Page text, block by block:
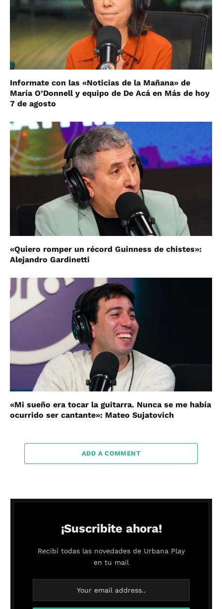
Informate con las «Noticias de la Mañana» de
María O’Donnell y equipo de De Acá en Más de hoy
7 de agosto
«Quiero romper un récord Guinness de chistes»:
Alejandro Gardinetti
«Mi sueño era tocar la guitarra. Nunca se me había
ocurrido ser cantante»: Mateo Sujatovich
ADD A COMMENT
¡Suscribite ahora!
Recibí todas las novedades de Urbana Play
en tu mail